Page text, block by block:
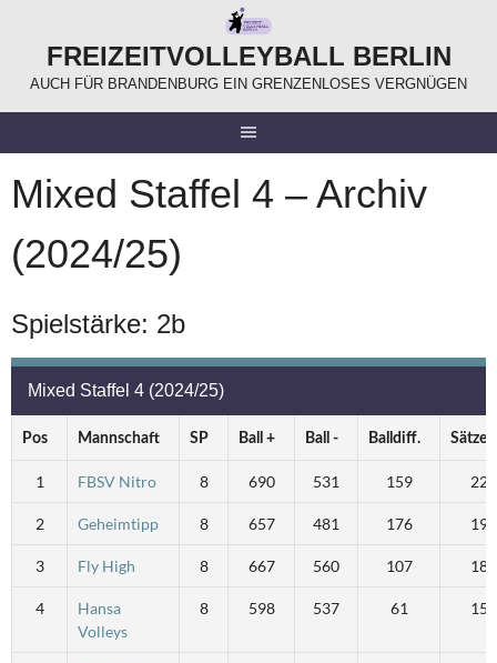
FREIZEITVOLLEYBALL BERLIN
AUCH FÜR BRANDENBURG EIN GRENZENLOSES VERGNÜGEN
Mixed Staffel 4 – Archiv
(2024/25)
Spielstärke: 2b
Mixed Staffel 4 (2024/25)
Pos Mannschaft SP Ball + Ball - Balldiff. Sätze
1 FBSV Nitro 8 690 531 159 22
2 Geheimtipp 8 657 481 176 19
3 Fly High 8 667 560 107 18
4
Hansa
Volleys
8 598 537 61 15